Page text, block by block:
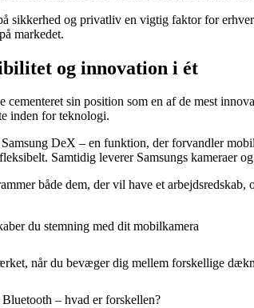
sikkerhed og privatliv en vigtig faktor for
markedet.
og innovation i ét
cementeret sin position som en af de mest
inden for teknologi.
DeX – en funktion, der forvandler
Samtidig leverer Samsungs kameraer
både dem, der vil have et
du stemning med dit mobilkamera
når du bevæger dig mellem forskellige
– hvad er forskellen?